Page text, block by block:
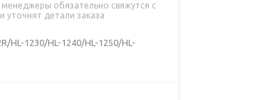
обязательно свяжутся с
уточнят детали заказа
HL-1230/HL-1240/HL-1250/HL-